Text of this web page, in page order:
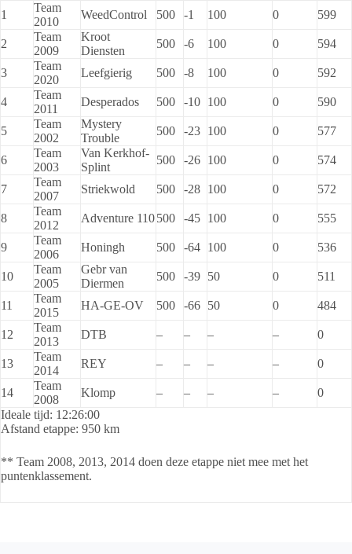
1
Team
2010
WeedControl 500 -1 100 0 599
2
Team
2009
Kroot
Diensten
500 -6 100 0 594
3
Team
2020
Leefgierig 500 -8 100 0 592
4
Team
2011
Desperados 500 -10 100 0 590
5
Team
2002
Mystery
Trouble
500 -23 100 0 577
6
Team
2003
Van Kerkhof-
Splint
500 -26 100 0 574
7
Team
2007
Striekwold 500 -28 100 0 572
8
Team
2012
Adventure 110500 -45 100 0 555
9
Team
2006
Honingh 500 -64 100 0 536
10
Team
2005
Gebr van
Diermen
500 -39 50 0 511
11
Team
2015
HA-GE-OV 500 -66 50 0 484
12
Team
2013
DTB – – – – 0
13
Team
2014
REY – – – – 0
14
Team
2008
Klomp – – – –
0
Ideale tijd: 12:26:00
Afstand etappe: 950 km
** Team 2008, 2013, 2014 doen deze etappe niet mee met het
puntenklassement.